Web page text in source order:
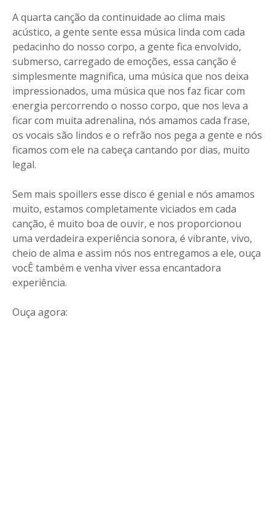
A quarta canção da continuidade ao clima mais
acústico, a gente sente essa música linda com cada
pedacinho do nosso corpo, a gente fica envolvido,
submerso, carregado de emoções, essa canção é
simplesmente magnifica, uma música que nos deixa
impressionados, uma música que nos faz ficar com
energia percorrendo o nosso corpo, que nos leva a
ficar com muita adrenalina, nós amamos cada frase,
os vocais são lindos e o refrão nos pega a gente e nós
ficamos com ele na cabeça cantando por dias, muito
legal.
Sem mais spoillers esse disco é genial e nós amamos
muito, estamos completamente viciados em cada
canção, é muito boa de ouvir, e nos proporcionou
uma verdadeira experiência sonora, é vibrante, vivo,
cheio de alma e assim nós nos entregamos a ele, ouça
vocÊ também e venha viver essa encantadora
experiência.
Ouça agora: